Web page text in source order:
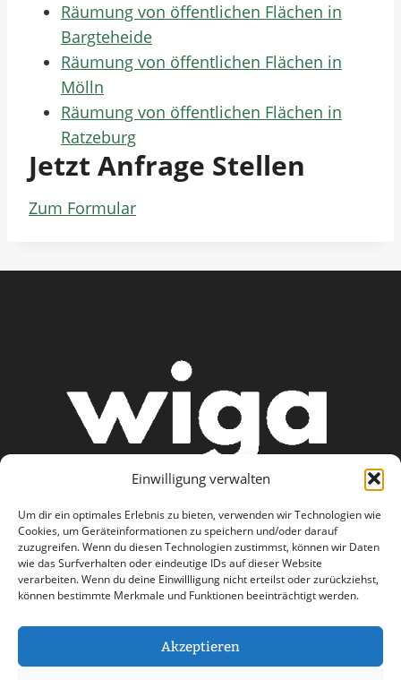
Einwilligung verwalten
Um dir ein optimales Erlebnis zu bieten, verwenden wir Technologien wie
Cookies, um Geräteinformationen zu speichern und/oder darauf
zuzugreifen. Wenn du diesen Technologien zustimmst, können wir Daten
wie das Surfverhalten oder eindeutige IDs auf dieser Website
verarbeiten. Wenn du deine Einwillligung nicht erteilst oder zurückziehst,
können bestimmte Merkmale und Funktionen beeinträchtigt werden.
Akzeptieren
Räumung von öffentlichen Flächen in
Bargteheide
Räumung von öffentlichen Flächen in
Mölln
Räumung von öffentlichen Flächen in
Ratzeburg
Jetzt Anfrage Stellen
Zum Formular
AGB
Datenschutzerklärung
Haftungsausschluss
Impressum
Kontakt